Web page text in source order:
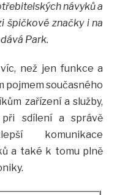
návyků a
špičkové značky i na
Park.
než jen funkce a
pojmem současného
zařízení a služby,
sdílení a správě
komunikace
a také k tomu plně